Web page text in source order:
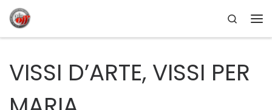
Passa al contenuto
Search
VISSI D’ARTE, VISSI PER